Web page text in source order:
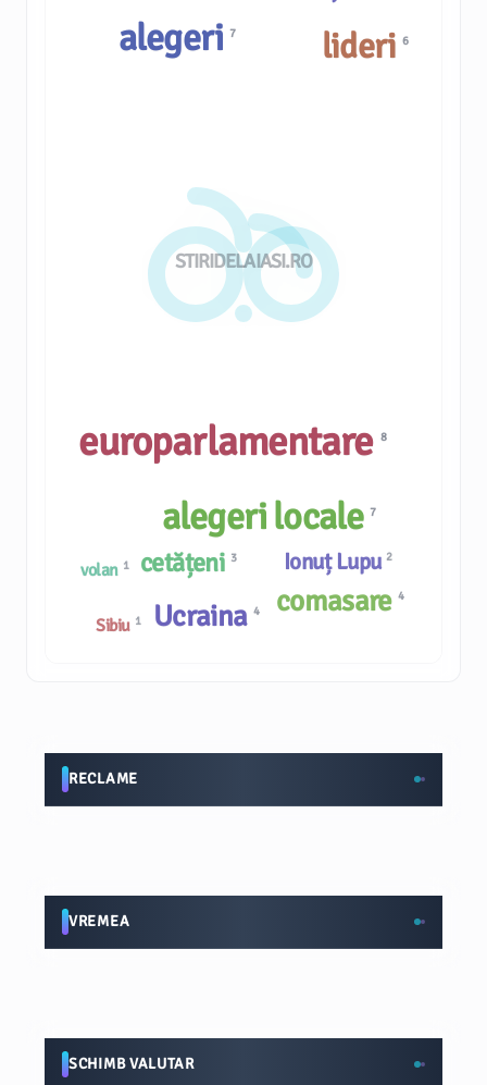
STIRIDELAIASI.RO
volan 1
Sibiu 1
alegeri7
europarlamentare8
lideri6
cetățeni 3
alegeri locale7
comasare 4
Ionuț Lupu 2
Ucraina 4
RECLAME
VREMEA
SCHIMB VALUTAR